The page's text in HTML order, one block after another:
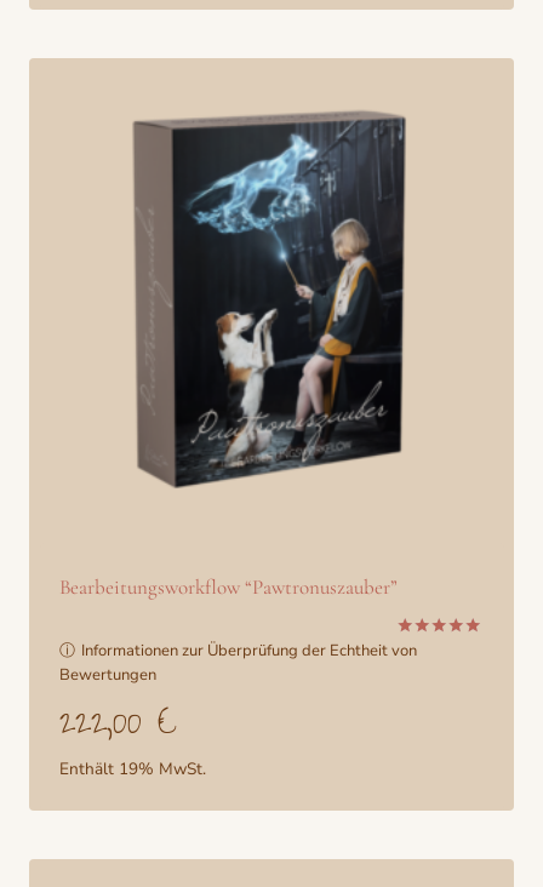
Bearbeitungsworkflow “Pawtronuszauber”
Bewertet
ⓘ Informationen zur Überprüfung der Echtheit von
Bewertungen
222,00 €
Enthält 19% MwSt.